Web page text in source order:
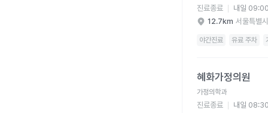
진료종료
내일
12.7km 서울특별
야간진료 유료 주차
혜화가정의원
가정의학과
진료종료
내일